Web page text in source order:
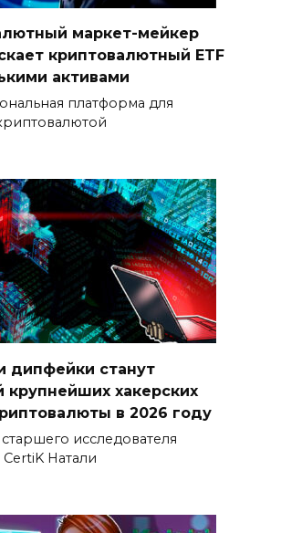
маркет-мейкер
криптовалютный ETF
активами
платформа для
дипфейки станут
крупнейших хакерских
в 2026 году
исследователя
Натали